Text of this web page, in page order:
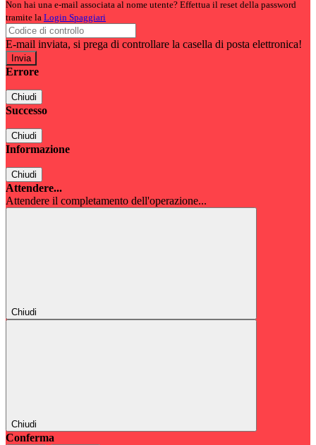
Non hai una e-mail associata al nome utente? Effettua il reset della password
tramite la Login Spaggiari
E-mail inviata, si prega di controllare la casella di posta elettronica!
Errore
Chiudi
Successo
Chiudi
Informazione
Chiudi
Attendere...
Attendere il completamento dell'operazione...
Chiudi
Chiudi
Conferma